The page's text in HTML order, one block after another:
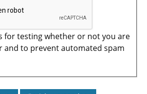
for testing whether or not you are
and to prevent automated spam